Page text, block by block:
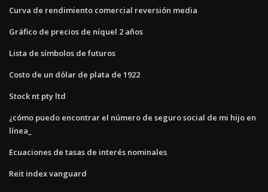
Curva de rendimiento comercial reversión media
Gráfico de precios de níquel 2 años
Lista de símbolos de futuros
Costo de un dólar de plata de 1922
Stock nt pty ltd
¿cómo puedo encontrar el número de seguro social de mi hijo en
línea_
Ecuaciones de tasas de interés nominales
Reit index vanguard